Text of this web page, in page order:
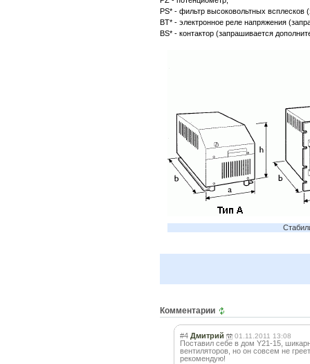
PS* - фильтр высоковольтных всплесков
BT* - электронное реле напряжения
BS* - контактор (запрашивается
Комментарии
#4 Дмитрий 01.11.2011 13:08
Поставил себе в дом Y21-15,
вентиляторов, но он совсем не
рекомендую!